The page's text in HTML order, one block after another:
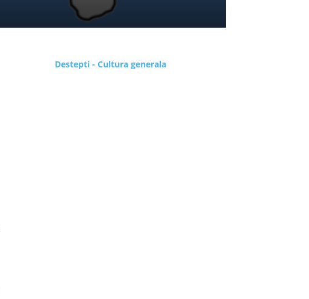
Destepti - Cultura generala